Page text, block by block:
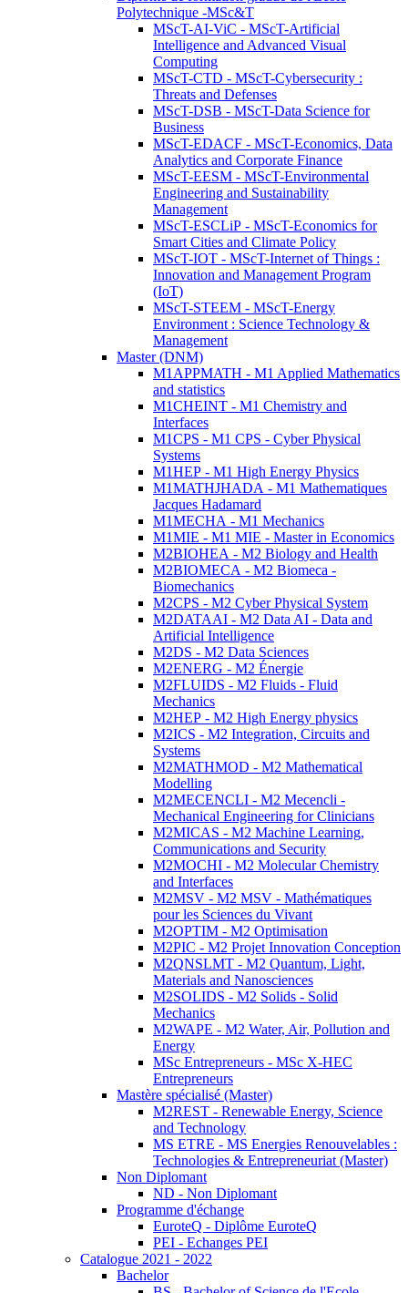
Polytechnique -MSc&T
MScT-AI-ViC - MScT-Artificial
Intelligence and Advanced Visual
Computing
MScT-CTD - MScT-Cybersecurity :
Threats and Defenses
MScT-DSB - MScT-Data Science for
Business
MScT-EDACF - MScT-Economics, Data
Analytics and Corporate Finance
MScT-EESM - MScT-Environmental
Engineering and Sustainability
Management
MScT-ESCLiP - MScT-Economics for
Smart Cities and Climate Policy
MScT-IOT - MScT-Internet of Things :
Innovation and Management Program
(IoT)
MScT-STEEM - MScT-Energy
Environment : Science Technology &
Management
Master (DNM)
M1APPMATH - M1 Applied Mathematics
and statistics
M1CHEINT - M1 Chemistry and
Interfaces
M1CPS - M1 CPS - Cyber Physical
Systems
M1HEP - M1 High Energy Physics
M1MATHJHADA - M1 Mathematiques
Jacques Hadamard
M1MECHA - M1 Mechanics
M1MIE - M1 MIE - Master in Economics
M2BIOHEA - M2 Biology and Health
M2BIOMECA - M2 Biomeca -
Biomechanics
M2CPS - M2 Cyber Physical System
M2DATAAI - M2 Data AI - Data and
Artificial Intelligence
M2DS - M2 Data Sciences
M2ENERG - M2 Énergie
M2FLUIDS - M2 Fluids - Fluid
Mechanics
M2HEP - M2 High Energy physics
M2ICS - M2 Integration, Circuits and
Systems
M2MATHMOD - M2 Mathematical
Modelling
M2MECENCLI - M2 Mecencli -
Mechanical Engineering for Clinicians
M2MICAS - M2 Machine Learning,
Communications and Security
M2MOCHI - M2 Molecular Chemistry
and Interfaces
M2MSV - M2 MSV - Mathématiques
pour les Sciences du Vivant
M2OPTIM - M2 Optimisation
M2PIC - M2 Projet Innovation Conception
M2QNSLMT - M2 Quantum, Light,
Materials and Nanosciences
M2SOLIDS - M2 Solids - Solid
Mechanics
M2WAPE - M2 Water, Air, Pollution and
Energy
MSc Entrepreneurs - MSc X-HEC
Entrepreneurs
Mastère spécialisé (Master)
M2REST - Renewable Energy, Science
and Technology
MS ETRE - MS Energies Renouvelables :
Technologies & Entrepreneuriat (Master)
Non Diplomant
ND - Non Diplomant
Programme d'échange
EuroteQ - Diplôme EuroteQ
PEI - Echanges PEI
Catalogue 2021 - 2022
Bachelor